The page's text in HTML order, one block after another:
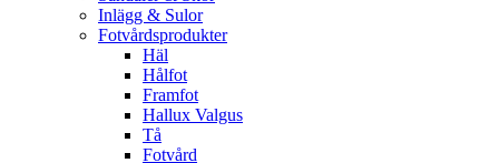
Inlägg & Sulor
Fotvårdsprodukter
Häl
Hålfot
Framfot
Hallux Valgus
Tå
Fotvård